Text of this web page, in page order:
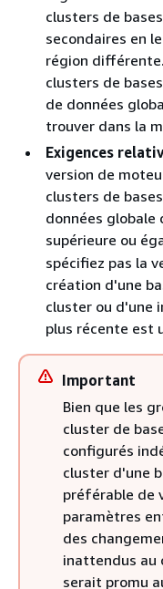
clusters de
secondaires en
région
clusters de
de données
trouver dans la
Exigences
version de
clusters de
données
supérieure ou
spécifiez pas la
création d'une
cluster ou d'une
plus récente est
Important
Bien que les
cluster de
configurés
cluster d'une
préférable de
paramètres
des
inattendus au
serait promu